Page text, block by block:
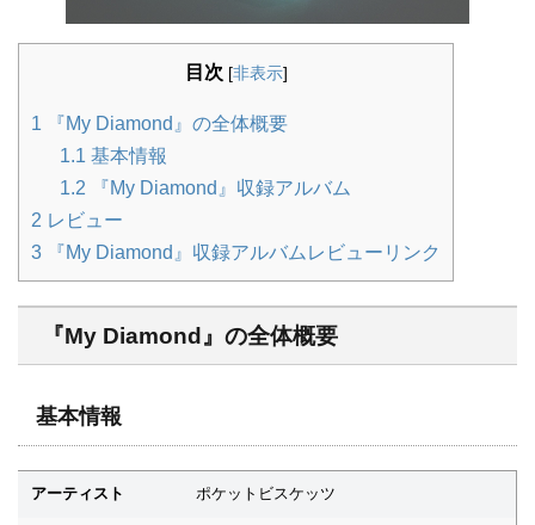
目次 [非表示]
1 『My Diamond』の全体概要
1.1 基本情報
1.2 『My Diamond』収録アルバム
2 レビュー
3 『My Diamond』収録アルバムレビューリンク
『My Diamond』の全体概要
基本情報
アーティスト ポケットビスケッツ